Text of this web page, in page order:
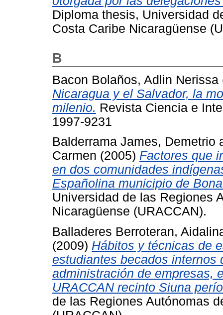
Diploma thesis, Universidad
Costa Caribe Nicaragüense
B
Bacon Bolaños, Adlin Nerissa
Nicaragua y el Salvador, la
milenio. Revista Ciencia e
1997-9231
Balderrama James, Demetrio
Carmen (2005) Factores que
en dos comunidades
Españolina municipio de
Universidad de las Regiones
Nicaragüense (URACCAN).
Balladeres Berroteran,
(2009) Hábitos y técnicas de
estudiantes becados internos
administración de empresas,
URACCAN recinto Siuna
de las Regiones Autónomas